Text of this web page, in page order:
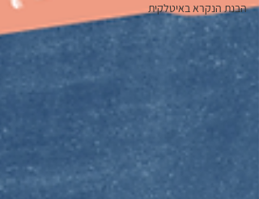
הבנת הנקרא באיטלקית